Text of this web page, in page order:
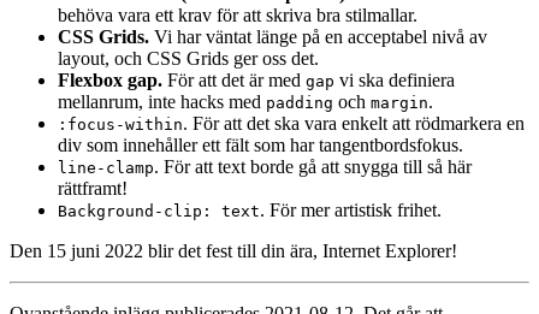
behöva vara ett krav för att skriva bra stilmallar.
CSS Grids. Vi har väntat länge på en acceptabel nivå av
layout, och CSS Grids ger oss det.
Flexbox gap. För att det är med gap vi ska definiera
mellanrum, inte hacks med padding och margin.
:focus-within. För att det ska vara enkelt att rödmarkera en
div som innehåller ett fält som har tangentbordsfokus.
line-clamp. För att text borde gå att snygga till så här
rättframt!
Background-clip: text. För mer artistisk frihet.
Den 15 juni 2022 blir det fest till din ära, Internet Explorer!